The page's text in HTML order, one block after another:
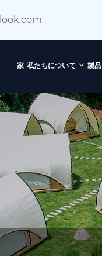
家 私たちについて 製品